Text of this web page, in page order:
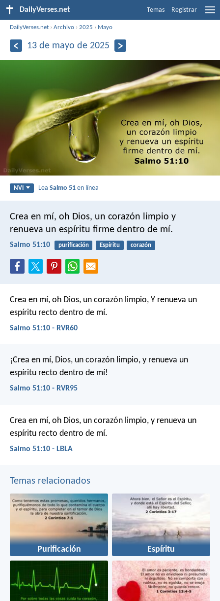
DailyVerses.net Temas Registrar
DailyVerses.net ›Archivo ›2025 › Mayo
13 de mayo de 2025
NVI LeaSalmo 51 en línea
Crea en mí, oh Dios, un corazón limpio y
renueva un espíritu firme dentro de mí.
Salmo 51:10 purificación Espíritu corazón
Crea en mí, oh Dios, un corazón limpio, Y renueva un
espíritu recto dentro de mí.
Salmo 51:10 - RVR60
¡Crea en mí, Dios, un corazón limpio, y renueva un
espíritu recto dentro de mí!
Salmo 51:10 - RVR95
Crea en mí, oh Dios, un corazón limpio, y renueva un
espíritu recto dentro de mí.
Salmo 51:10 - LBLA
Temas relacionados
Purificación Espíritu